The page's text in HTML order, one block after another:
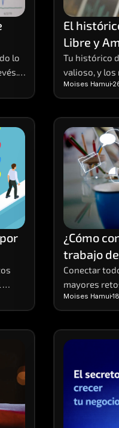
lo
El
Libre y
cómo
Tu histórico
valioso, y los
funciona la
completa.
Moises Hamui
¿Cómo
trabajo
Conectar
mayores
ejecutan
Moises Hamui